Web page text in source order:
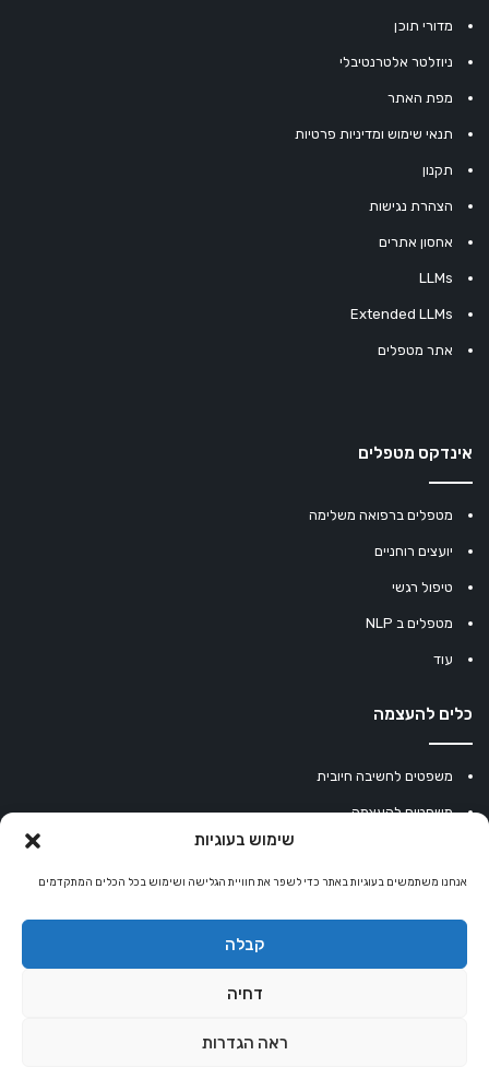
שימוש בעוגיות
אנחנו משתמשים בעוגיות באתר כדי לשפר את חוויית הגלישה ושימוש בכל הכלים המתקדמים
קבלה
דחיה
ראה הגדרות
מדורי תוכן
ניוזלטר אלטרנטיבלי
מפת האתר
תנאי שימוש ומדיניות פרטיות
תקנון
הצהרת נגישות
אחסון אתרים
LLMs
Extended LLMs
אתר מטפלים
אינדקס מטפלים
מטפלים ברפואה משלימה
יועצים רוחניים
טיפול רגשי
מטפלים ב NLP
עוד
כלים להעצמה
משפטים לחשיבה חיובית
משפטים להעצמה
מחשבון נומרולוגיה
קריסטלים למזלות
© כל הזכויות שמורות 2026 |